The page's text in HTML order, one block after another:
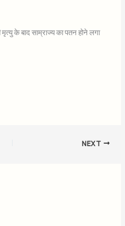
के बाद साम्राज्य का पतन होने लगा
NEXT